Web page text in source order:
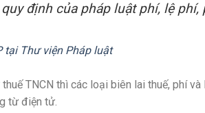
định của pháp luật phí, lệ phí,
Thư viện Pháp luật
TNCN thì các loại biên lai thuế, phí
từ điện tử.